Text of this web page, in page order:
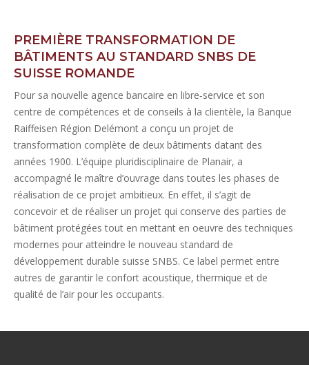
PREMIÈRE TRANSFORMATION DE
BÂTIMENTS AU STANDARD SNBS DE
SUISSE ROMANDE
Pour sa nouvelle agence bancaire en libre‐service et son
centre de compétences et de conseils à la clientèle, la Banque
Raiffeisen Région Delémont a conçu un projet de
transformation complète de deux bâtiments datant des
années 1900. L’équipe pluridisciplinaire de Planair, a
accompagné le maître d’ouvrage dans toutes les phases de
réalisation de ce projet ambitieux. En effet, il s’agit de
concevoir et de réaliser un projet qui conserve des parties de
bâtiment protégées tout en mettant en oeuvre des techniques
modernes pour atteindre le nouveau standard de
développement durable suisse SNBS. Ce label permet entre
autres de garantir le confort acoustique, thermique et de
qualité de l’air pour les occupants.